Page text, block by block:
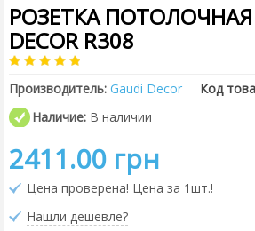
РОЗЕТКА ПОТОЛОЧНАЯ
DECOR R308
Производитель: Gaudi Decor Код
Наличие: В наличии
2411.00 грн
Цена проверена! Цена за 1шт.!
Нашли дешевле?